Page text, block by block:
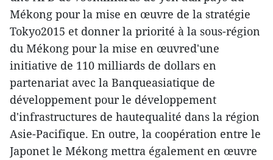
Mékong pour la mise en œuvre de la stratégie
Tokyo2015 et donner la priorité à la sous-région
du Mékong pour la mise en œuvred'une
initiative de 110 milliards de dollars en
partenariat avec la Banqueasiatique de
développement pour le développement
d'infrastructures de hautequalité dans la région
Asie-Pacifique. En outre, la coopération entre le
Japonet le Mékong mettra également en œuvre